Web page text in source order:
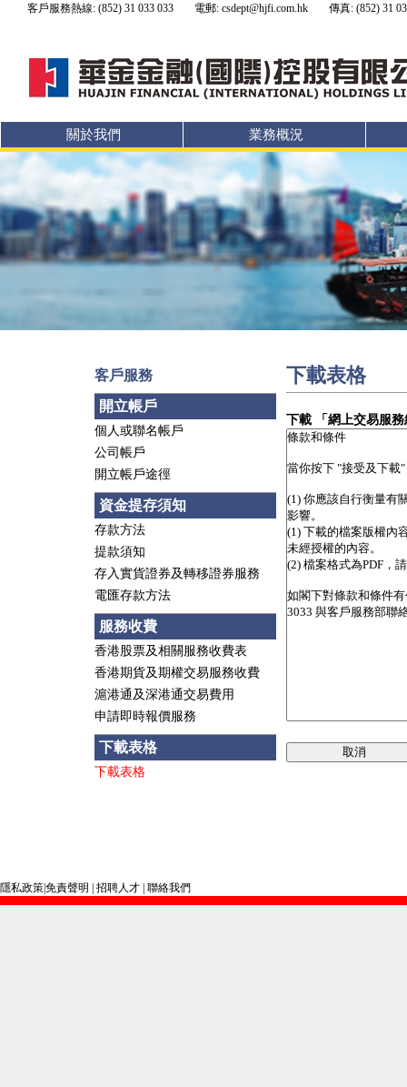
客戶服務熱線: (852) 31 033 033 電郵: csdept@hjfi.com.hk 傳真: (852) 31
關於我們 業務概況
客戶服務
開立帳戶
個人或聯名帳戶
公司帳戶
開立帳戶途徑
資金提存須知
存款方法
提款須知
存入實貨證券及轉移證券服務
電匯存款方法
服務收費
香港股票及相關服務收費表
香港期貨及期權交易服務收費
滬港通及深港通交易費用
申請即時報價服務
下載表格
下載表格
下載表格
下載 「網上交易服
取消
隱私政策免責聲明 招聘人才 聯絡我們